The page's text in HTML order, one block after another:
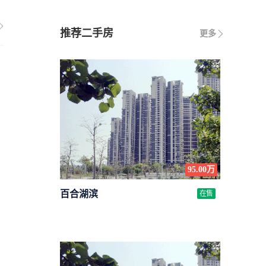
更多
推荐二手房
95.00万
百合湖滨 在售